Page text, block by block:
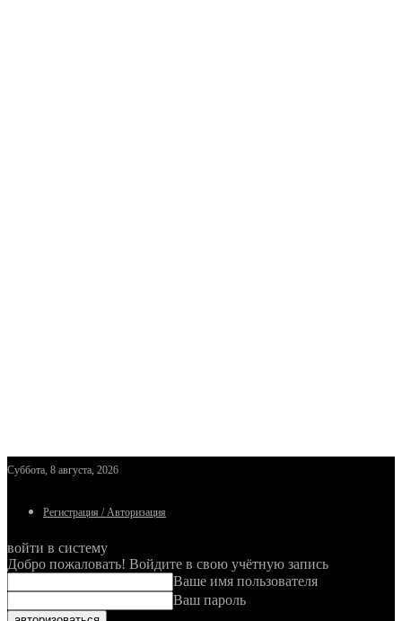
Суббота, 8 августа, 2026
Регистрация / Авторизация
войти в систему
Добро пожаловать! Войдите в свою учётную запись
Ваше имя пользователя
Ваш пароль